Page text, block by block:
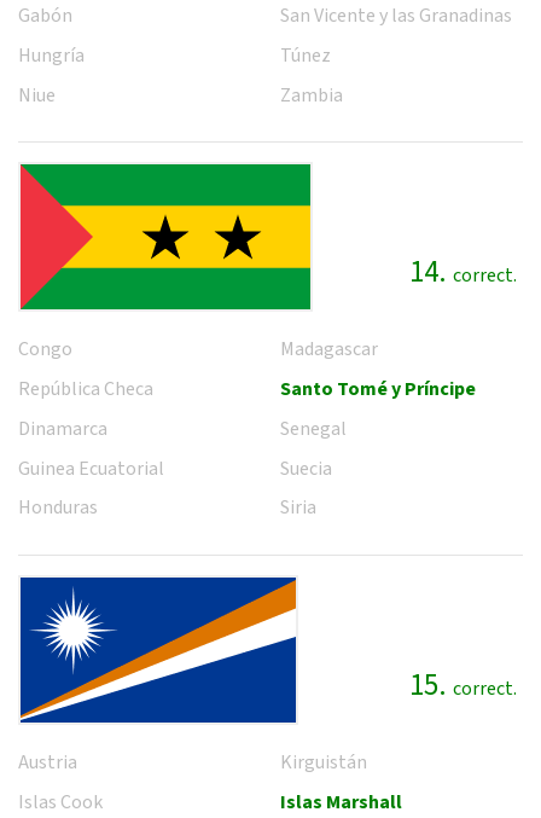
Gabón
Hungría
Niue
San Vicente y las Granadinas
Túnez
Zambia
14. correct.
Congo
República Checa
Dinamarca
Guinea Ecuatorial
Honduras
Madagascar
Santo Tomé y Príncipe
Senegal
Suecia
Siria
15. correct.
Austria
Islas Cook
Kirguistán
Islas Marshall